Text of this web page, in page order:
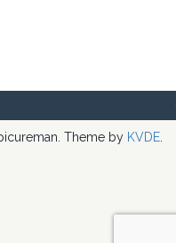
Theme by KVDE.